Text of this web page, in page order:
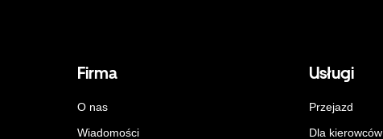
Firma
O nas
Wiadomości
Usługi
Przejazd
Dla kierowców